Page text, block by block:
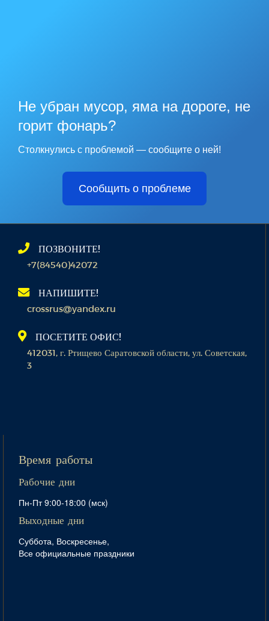
Не убран мусор, яма на дороге, не
горит фонарь?
Столкнулись с проблемой — сообщите о ней!
Сообщить о проблеме
ПОЗВОНИТЕ!
+7(84540)42072
НАПИШИТЕ!
crossrus@yandex.ru
ПОСЕТИТЕ ОФИС!
412031, г. Ртищево Саратовской области, ул. Советская,
3
Время работы
Рабочие дни
Пн-Пт 9:00-18:00 (мск)
Выходные дни
Суббота, Воскресенье,
Все официальные праздники